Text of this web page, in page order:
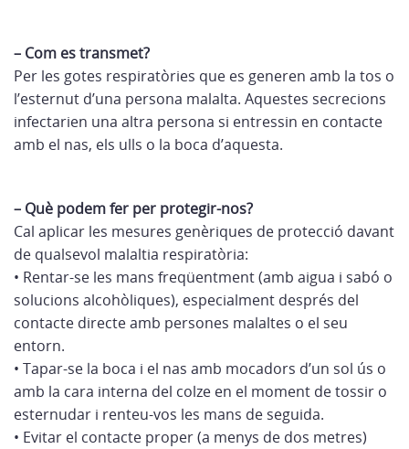
– Com es transmet?
Per les gotes respiratòries que es generen amb la tos o
l’esternut d’una persona malalta. Aquestes secrecions
infectarien una altra persona si entressin en contacte
amb el nas, els ulls o la boca d’aquesta.
– Què podem fer per protegir-nos?
Cal aplicar les mesures genèriques de protecció davant
de qualsevol malaltia respiratòria:
• Rentar-se les mans freqüentment (amb aigua i sabó o
solucions alcohòliques), especialment després del
contacte directe amb persones malaltes o el seu
entorn.
• Tapar-se la boca i el nas amb mocadors d’un sol ús o
amb la cara interna del colze en el moment de tossir o
esternudar i renteu-vos les mans de seguida.
• Evitar el contacte proper (a menys de dos metres)